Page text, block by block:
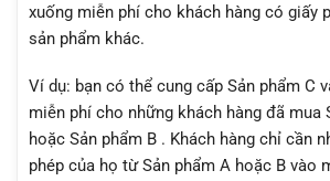
xuống miễn phí cho khách hàng có giấy
sản phẩm khác.
Ví dụ: bạn có thể cung cấp Sản phẩm C
miễn phí cho những khách hàng đã mua
hoặc Sản phẩm B . Khách hàng chỉ cần
phép của họ từ Sản phẩm A hoặc B vào